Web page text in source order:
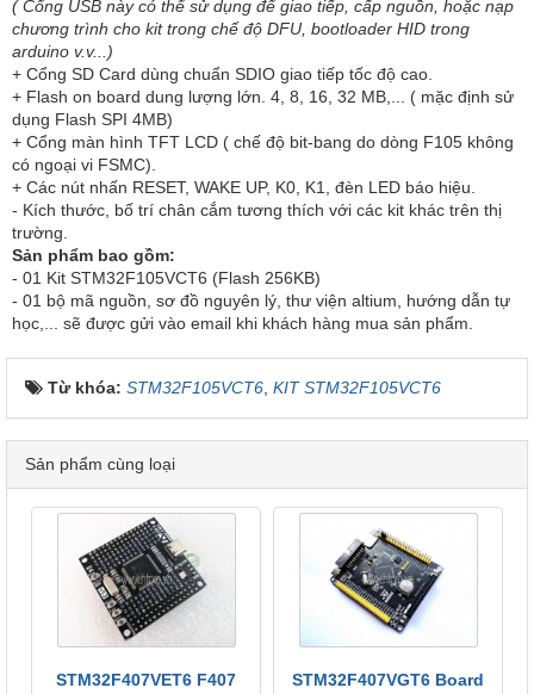
( Cổng USB này có thể sử dụng để giao tiếp, cấp nguồn, hoặc nạp
chương trình cho kit trong chế độ DFU, bootloader HID trong
arduino v.v...)
+ Cổng SD Card dùng chuẩn SDIO giao tiếp tốc độ cao.
+ Flash on board dung lượng lớn. 4, 8, 16, 32 MB,... ( mặc định sử
dụng Flash SPI 4MB)
+ Cổng màn hình TFT LCD ( chế độ bit-bang do dòng F105 không
có ngoại vi FSMC).
+ Các nút nhấn RESET, WAKE UP, K0, K1, đèn LED báo hiệu.
- Kích thước, bố trí chân cắm tương thích với các kit khác trên thị
trường.
Sản phẩm bao gồm:
- 01 Kit STM32F105VCT6 (Flash 256KB)
- 01 bộ mã nguồn, sơ đồ nguyên lý, thư viện altium, hướng dẫn tự
học,... sẽ được gửi vào email khi khách hàng mua sản phẩm.
Từ khóa: STM32F105VCT6 KIT STM32F105VCT6
Sản phẩm cùng loại
STM32F407VET6 F407
STM32F407VGT6 Board